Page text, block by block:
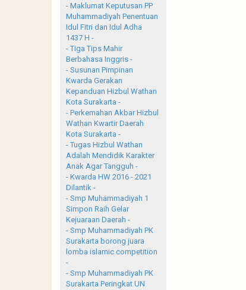
- Maklumat Keputusan PP
Muhammadiyah Penentuan
Idul Fitri dan Idul Adha
1437 H -
- Tiga Tips Mahir
Berbahasa Inggris -
- Susunan Pimpinan
Kwarda Gerakan
Kepanduan Hizbul Wathan
Kota Surakarta -
- Perkemahan Akbar Hizbul
Wathan Kwartir Daerah
Kota Surakarta -
- Tugas Hizbul Wathan
Adalah Mendidik Karakter
Anak Agar Tangguh -
- Kwarda HW 2016 - 2021
Dilantik -
- Smp Muhammadiyah 1
Simpon Raih Gelar
Kejuaraan Daerah -
- Smp Muhammadiyah PK
Surakarta borong juara
lomba islamic competition
-
- Smp Muhammadiyah PK
Surakarta Peringkat UN